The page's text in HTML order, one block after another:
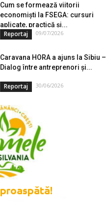
Cum se formează viitorii
economiști la FSEGA: cursuri
aplicate, practică și...
Reportaj 09/07/2026
Caravana HORA a ajuns la Sibiu –
Dialog între antreprenori și...
Reportaj 30/06/2026